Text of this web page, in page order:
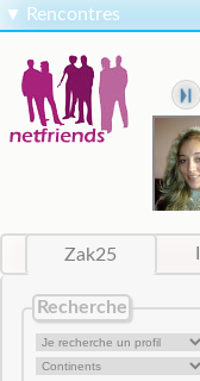
▼ Rencontres
Zak25
Recherche